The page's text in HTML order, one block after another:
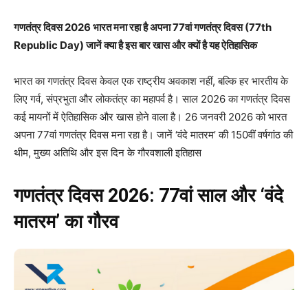
गणतंत्र दिवस 2026 भारत मना रहा है अपना 77वां गणतंत्र दिवस (77th
Republic Day) जानें क्या है इस बार खास और क्यों है यह ऐतिहासिक
भारत का गणतंत्र दिवस केवल एक राष्ट्रीय अवकाश नहीं, बल्कि हर भारतीय के
लिए गर्व, संप्रभुता और लोकतंत्र का महापर्व है। साल 2026 का गणतंत्र दिवस
कई मायनों में ऐतिहासिक और खास होने वाला है। 26 जनवरी 2026 को भारत
अपना 77वां गणतंत्र दिवस मना रहा है। जानें ‘वंदे मातरम’ की 150वीं वर्षगांठ की
थीम, मुख्य अतिथि और इस दिन के गौरवशाली इतिहास
गणतंत्र दिवस 2026: 77वां साल और ‘वंदे
मातरम’ का गौरव